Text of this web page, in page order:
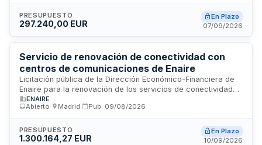
presupuestario adecuado en los ejercicios correspondientes.
El adjudicatario deberá cumplir con todas las obligaciones
administrativas, incluyendo requisitos laborales, sociales y
medioambientales.
PRESUPUESTO
297.240,00 EUR
En Plazo
07/09/2026
Servicio de renovación de conectividad con
centros de comunicaciones de Enaire
Licitación pública de la Dirección Económico-Financiera de
Enaire para la renovación de los servicios de conectividad
que vinculan los centros de comunicaciones de la entidad. El
contrato abarca la prestación de servicios de
conexiones entre los diferentes centros operativos de
Enaire, garantizando la continuidad y eficiencia de las
ENAIRE
Abierto
Madrid Pub. 09/08/2026
PRESUPUESTO
1.300.164,27 EUR
En Plazo
10/09/2026